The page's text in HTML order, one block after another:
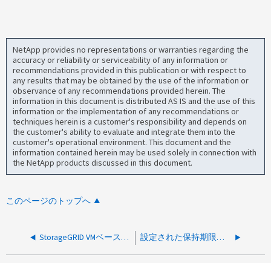
NetApp provides no representations or warranties regarding the
accuracy or reliability or serviceability of any information or
recommendations provided in this publication or with respect to
any results that may be obtained by the use of the information or
observance of any recommendations provided herein. The
information in this document is distributed AS IS and the use of this
information or the implementation of any recommendations or
techniques herein is a customer's responsibility and depends on
the customer's ability to evaluate and integrate them into the
customer's operational environment. This document and the
information contained herein may be used solely in connection with
the NetApp products discussed in this document.
このページのトップへ
StorageGRID VMベースのノードでILMスキャン速度をデフォルト値の400を超えて増やすことはできますか。 設定された保持期限よりも前にオブジェクトロックデータを削除できますか。